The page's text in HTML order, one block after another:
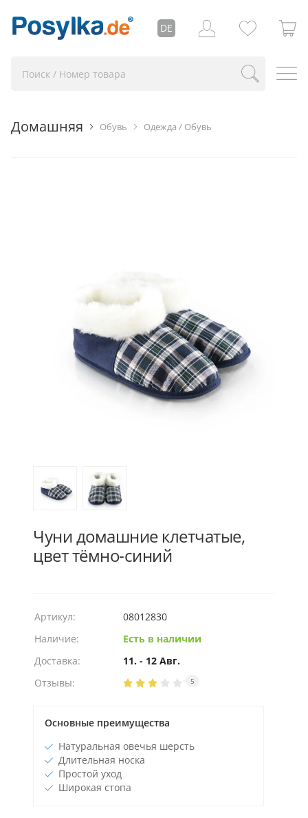
DE
Одежда / Обувь
Обувь
Домашняя
Чуни домашние клетчатые,
цвет тёмно-синий
Артикул:
08012830
Наличие:
Есть в наличии
Доставка:
11. - 12 Авг.
Отзывы:
5
Основные преимущества
Натуральная овечья шерсть
Длительная носка
Простой уход
Широкая стопа